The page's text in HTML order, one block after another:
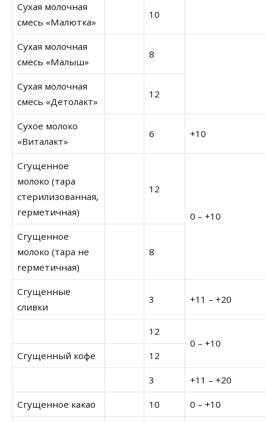
Сухая молочная
смесь «Малютка»
10
Сухая молочная
смесь «Малыш»
8
Сухая молочная
смесь «Детолакт»
12
Сухое молоко
«Виталакт»
6 +10
Сгущенное
молоко (тара
стерилизованная,
герметичная)
12
0 – +10
Сгущенное
молоко (тара не
герметичная)
8
Сгущенные
сливки
3 +11 – +20
12
0 – +10
Сгущенный кофе
12
3 +11 – +20
Сгущенное какао 10 0 – +10